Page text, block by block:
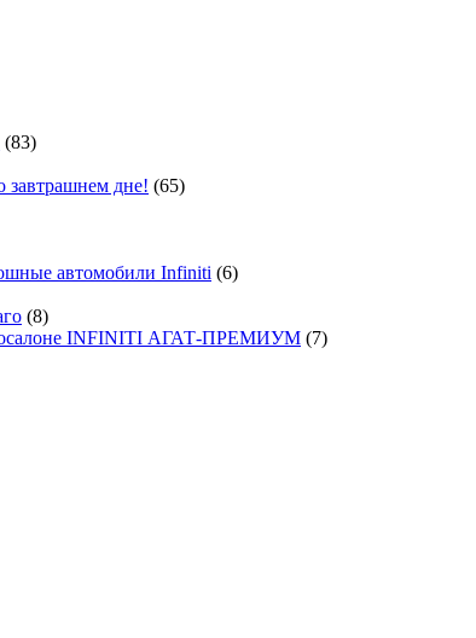
(83)
завтрашнем дне! (65)
автомобили Infiniti (6)
(8)
INFINITI АГАТ-ПРЕМИУМ (7)